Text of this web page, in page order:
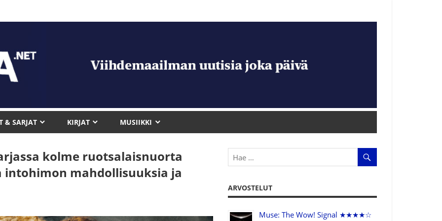
& SARJAT KIRJAT MUSIIKKI
kolme ruotsalaisnuorta
mahdollisuuksia ja
ARVOSTELUT
Muse: The Wow! Signal ★★★★☆